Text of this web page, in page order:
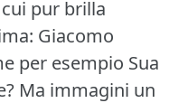
pur brilla
Giacomo
per esempio Sua
Ma immagini un